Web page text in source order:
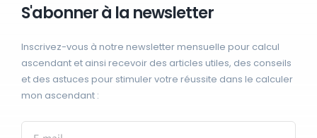
S'abonner à la newsletter
Inscrivez-vous à notre newsletter mensuelle pour calcul
ascendant et ainsi recevoir des articles utiles, des conseils
et des astuces pour stimuler votre réussite dans le calculer
mon ascendant :